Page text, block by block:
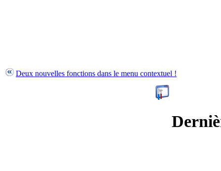
Deux nouvelles fonctions dans le menu contextuel !